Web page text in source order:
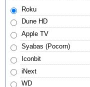
Roku
Dune HD
Apple TV
Syabas (Pocorn)
Iconbit
iNext
WD